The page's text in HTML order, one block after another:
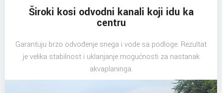
Široki kosi odvodni kanali koji idu ka
centru
Garantuju brzo odvođenje snega i vode sa podloge. Rezultat
je velika stabilnost i uklanjanje mogućnosti za nastanak
akvaplaninga.